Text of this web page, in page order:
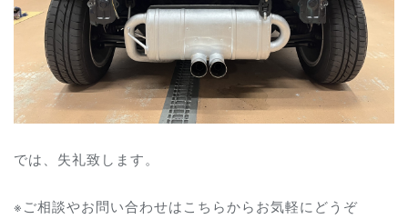
では、失礼致します。
※ご相談やお問い合わせはこちらからお気軽にどうぞ